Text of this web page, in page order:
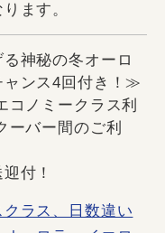
ます。
神秘の冬オーロ
ンス4回付き！≫
ノミークラス利
バー間のご利
付！
ラス、日数違い